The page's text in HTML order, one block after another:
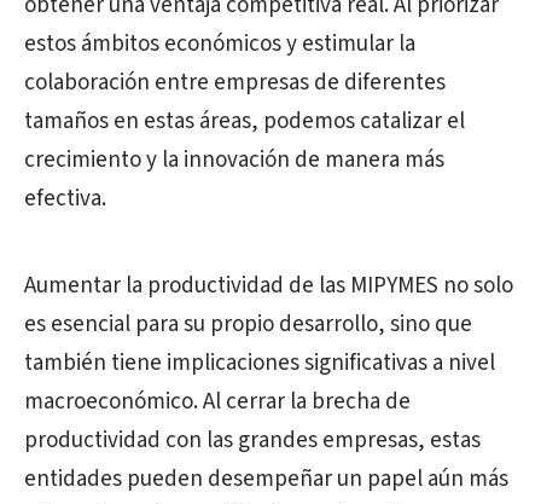
estos ámbitos económicos y estimular la
colaboración entre empresas de diferentes
tamaños en estas áreas, podemos catalizar el
crecimiento y la innovación de manera más
efectiva.
Aumentar la productividad de las MIPYMES no solo
es esencial para su propio desarrollo, sino que
también tiene implicaciones significativas a nivel
macroeconómico. Al cerrar la brecha de
productividad con las grandes empresas, estas
entidades pueden desempeñar un papel aún más